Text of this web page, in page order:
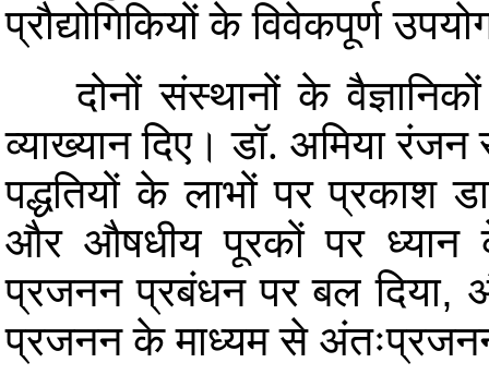
प्रौद्योगिकियों के विवेकपूर्ण
दोनों संस्थानों के
व्याख्यान दिए। डॉ. अमिया
पद्धतियों के लाभों पर प्रकाश
और औषधीय पूरकों पर ध्यान
प्रजनन प्रबंधन पर बल दिया,
प्रजनन के माध्यम से